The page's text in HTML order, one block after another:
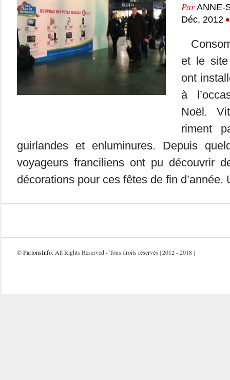
Par ANNE-
Déc, 2012 •
et le
ont
à
Noël.
riment
guirlandes et enluminures. Depuis
voyageurs franciliens ont pu découvrir
décorations pour ces fêtes de fin d’année.
©ParlonsInfo. All Rights Reserved - Tous droits réservés | 2012 - 2018 |